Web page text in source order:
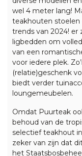
wel 4 meter lang!
teakhouten stoelen
trends van 2024! er
ligbedden om
van een
voor iedere plek.
(relatie)geschenk
biedt verder
loungemeubelen.
Omdat Puurteak
behoud van de
selectief teakhout
zeker van zijn dat
het